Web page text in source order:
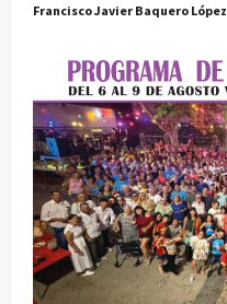
Francisco Javier Baquero López